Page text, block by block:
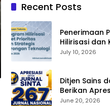
Recent Posts
Penerimaan
Hilirisasi dan
July 10, 2026
Ditjen Sains
Berikan
Jurnal
June 20, 2026